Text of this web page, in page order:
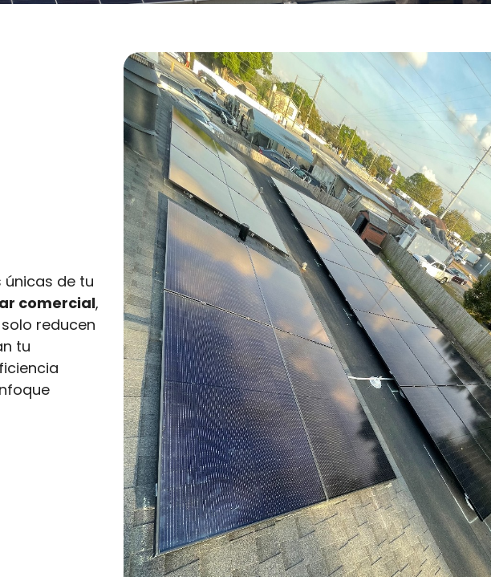
únicas de tu
comercial,
reducen
tu